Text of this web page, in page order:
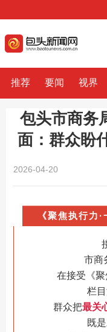
推荐 要闻 视界
包头市商务
面：群众盼
2026-04-20
《聚焦执行力
市商
在接受《聚
栏
群众把最关
既